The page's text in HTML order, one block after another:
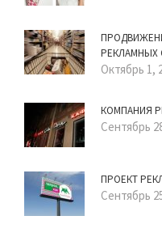
РЕКЛАМНЫХ
Октябрь 1,
КОМПАНИЯ
Сентябрь
ПРОЕКТ
Сентябрь